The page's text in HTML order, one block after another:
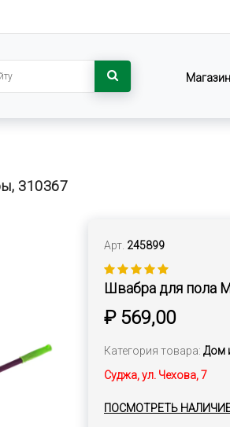
Магазин
310367
Арт. 245899
Швабра для пола
₽ 569,00
Категория товара: Дом
Суджа, ул. Чехова, 7
ПОСМОТРЕТЬ